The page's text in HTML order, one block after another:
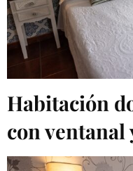
Habitación
con ventanal